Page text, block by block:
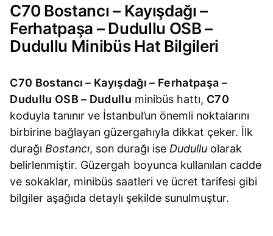
C70 Bostancı – Kayışdağı –
Ferhatpaşa – Dudullu OSB –
Dudullu Minibüs Hat Bilgileri
C70 Bostancı – Kayışdağı – Ferhatpaşa –
Dudullu OSB – Dudullu minibüs hattı, C70
koduyla tanınır ve İstanbul’un önemli noktalarını
birbirine bağlayan güzergahıyla dikkat çeker. İlk
durağı Bostancı, son durağı ise Dudullu olarak
belirlenmiştir. Güzergah boyunca kullanılan cadde
ve sokaklar, minibüs saatleri ve ücret tarifesi gibi
bilgiler aşağıda detaylı şekilde sunulmuştur.